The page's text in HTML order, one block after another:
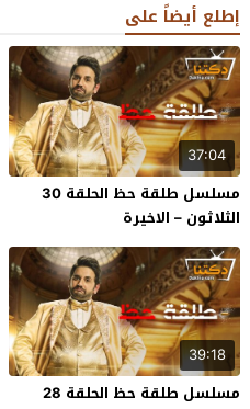
إطلع أيضاً على
37:04
مسلسل طلقة حظ الحلقة 30
الثلاثون – الاخيرة
39:18
مسلسل طلقة حظ الحلقة 28